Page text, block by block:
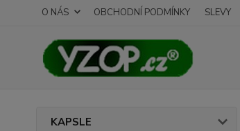
O NÁS OBCHODNÍ PODMÍNKY SLEVY
KAPSLE